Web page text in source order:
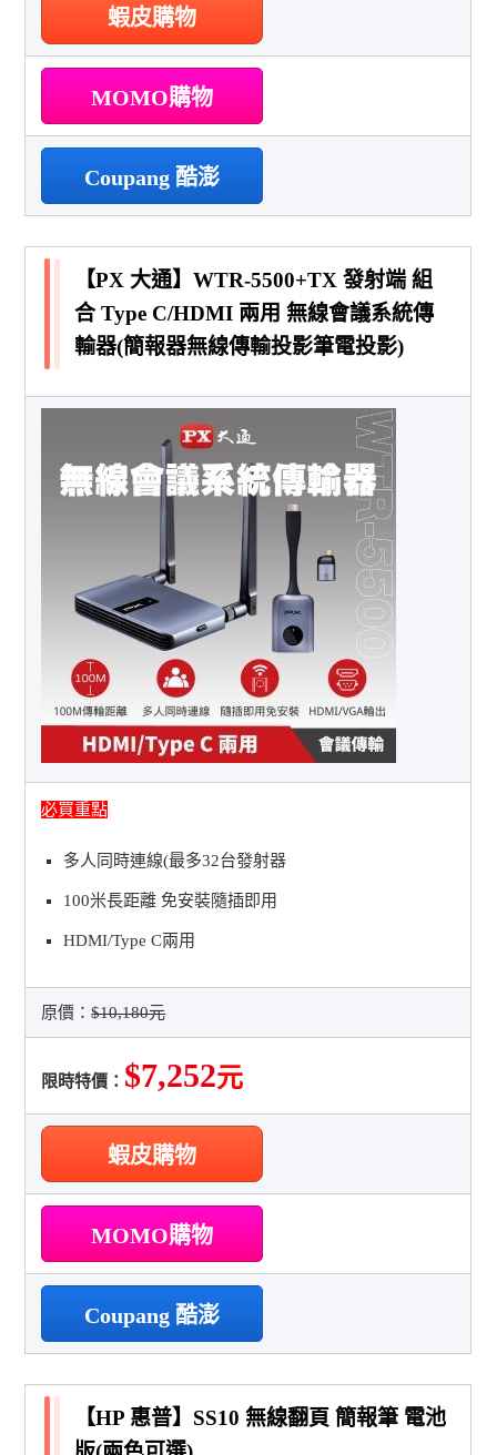
蝦皮購物
MOMO購物
Coupang 酷澎
【PX 大通】WTR-5500+TX 發射端 組
合 Type C/HDMI 兩用 無線會議系統傳
輸器(簡報器無線傳輸投影筆電投影)
必買重點
多人同時連線(最多32台發射器
100米長距離 免安裝隨插即用
HDMI/Type C兩用
原價：$10,180元
限時特價： $7,252元
蝦皮購物
MOMO購物
Coupang 酷澎
【HP 惠普】SS10 無線翻頁 簡報筆 電池